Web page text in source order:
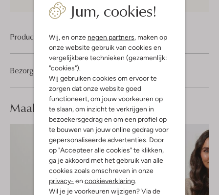
Jum, cookies!
Wij, en onze negen partners , maken op
onze website gebruik van cookies en
vergelijkbare technieken (gezamenlijk:
"cookies").
Wij gebruiken cookies om ervoor te
zorgen dat onze website goed
functioneert, om jouw voorkeuren op
te slaan, om inzicht te verkrijgen in
bezoekersgedrag en om een profiel op
te bouwen van jouw online gedrag voor
gepersonaliseerde advertenties. Door
op "Accepteer alle cookies" te klikken,
ga je akkoord met het gebruik van alle
cookies zoals omschreven in onze
privacy- en cookieverklaring
Wil je je voorkeuren wijzigen? Via de
Product informatie
Bezorgen & retourneren
Maak jelook compleet